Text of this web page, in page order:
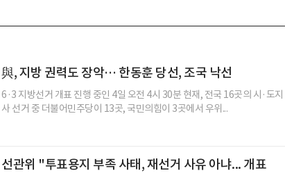
與, 지방 권력도 장악… 한동훈 당선, 조국 낙선
6·3 지방선거 개표 진행 중인 4일 오전 4시 30분 현재, 전국 16곳의 시·도지
사 선거 중 더불어민주당이 13곳, 국민의힘이 3곳에서 우위...
선관위 "투표용지 부족 사태, 재선거 사유 아냐... 개표